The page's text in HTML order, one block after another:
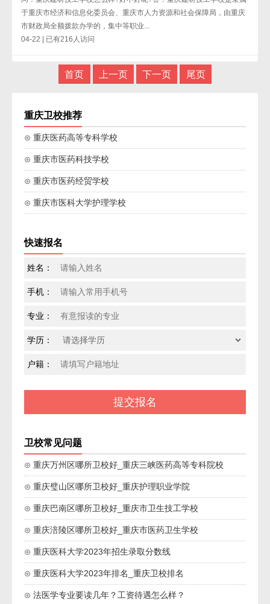
于重庆市经济和信息化委员会、重庆市人力资源和社会保障局，由重庆
市财政局全额拨款办学的，集中等职业...
04-22 | 已有216人访问
首页 上一页 下一页 尾页
重庆卫校推荐
⊙ 重庆医药高等专科学校
⊙ 重庆市医药科技学校
⊙ 重庆市医药经贸学校
⊙ 重庆市医科大学护理学校
快速报名
姓名：
手机：
专业：
学历：
户籍：
卫校常见问题
⊙ 重庆万州区哪所卫校好_重庆三峡医药高等专科院校
⊙ 重庆璧山区哪所卫校好_重庆护理职业学院
⊙ 重庆巴南区哪所卫校好_重庆市卫生技工学校
⊙ 重庆涪陵区哪所卫校好_重庆市医药卫生学校
⊙ 重庆医科大学2023年招生录取分数线
⊙ 重庆医科大学2023年排名_重庆卫校排名
⊙ 法医学专业要读几年？工资待遇怎么样？